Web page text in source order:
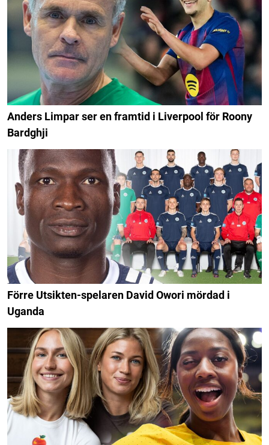
Anders Limpar ser en framtid i Liverpool för Roony
Bardghji
Förre Utsikten-spelaren David Owori mördad i
Uganda